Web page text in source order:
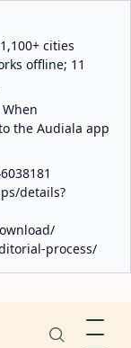
cities
offline; 11
the Audiala app
details?
process/